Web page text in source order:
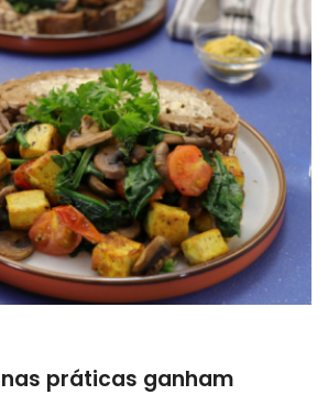
práticas ganham